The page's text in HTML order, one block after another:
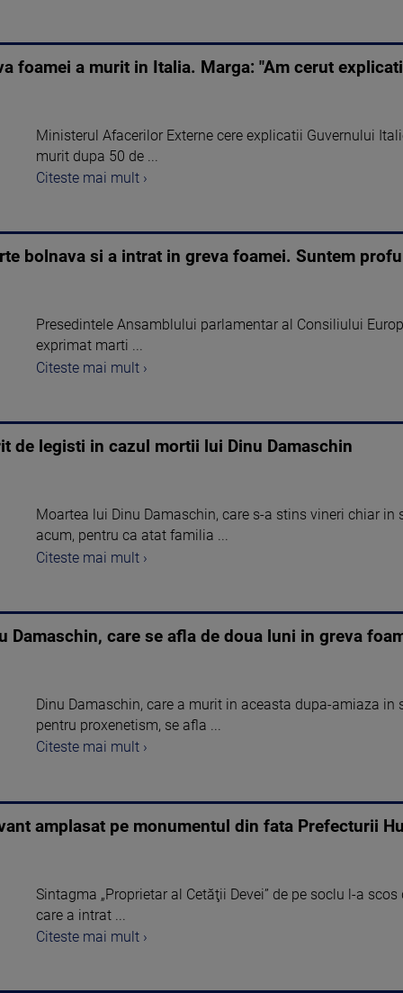
foamei a murit in Italia. Marga: "Am cerut
Ministerul Afacerilor Externe cere explicatii Guvernului
murit dupa 50 de ...
Citeste mai mult ›
bolnava si a intrat in greva foamei. Suntem
Presedintele Ansamblului parlamentar al Consiliului
exprimat marti ...
Citeste mai mult ›
de legisti in cazul mortii lui Dinu Damaschin
Moartea lui Dinu Damaschin, care s-a stins vineri chiar in
acum, pentru ca atat familia ...
Citeste mai mult ›
Damaschin, care se afla de doua luni in greva
Dinu Damaschin, care a murit in aceasta dupa-amiaza in
pentru proxenetism, se afla ...
Citeste mai mult ›
amplasat pe monumentul din fata Prefecturii
Sintagma „Proprietar al Cetăţii Devei” de pe soclu l-a
care a intrat ...
Citeste mai mult ›